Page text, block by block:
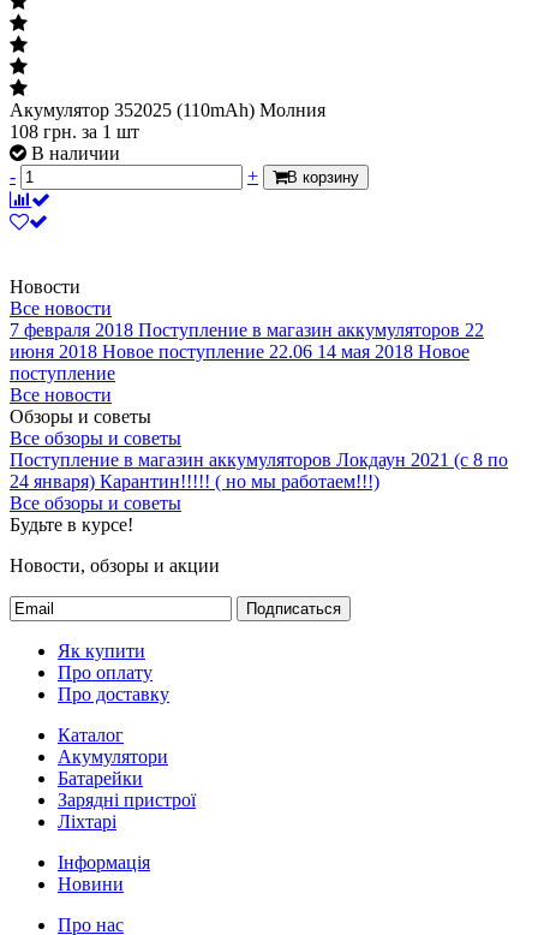
Акумулятор 352025 (110mAh) Молния
108 грн. за 1 шт
В наличии
-
+ В корзину
Новости
Все новости
7 февраля 2018 Поступление в магазин аккумуляторов 22
июня 2018 Новое поступление 22.06 14 мая 2018 Новое
поступление
Все новости
Обзоры и советы
Все обзоры и советы
Поступление в магазин аккумуляторов Локдаун 2021 (с 8 по
24 января) Карантин!!!!! ( но мы работаем!!!)
Все обзоры и советы
Будьте в курсе!
Новости, обзоры и акции
Подписаться
Як купити
Про оплату
Про доставку
Каталог
Акумулятори
Батарейки
Зарядні пристрої
Ліхтарі
Інформація
Новини
Про нас